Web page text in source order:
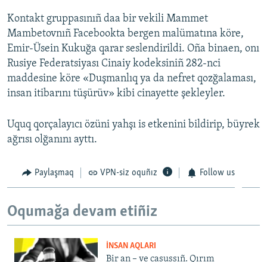
Kontakt gruppasınıñ daa bir vekili Mammet
Mambetovnıñ Facebookta bergen malümatına köre,
Emir-Üsein Kukuğa qarar seslendirildi. Oña binaen, onı
Rusiye Federatsiyası Cinaiy kodeksiniñ 282-nci
maddesine köre «Duşmanlıq ya da nefret qozğalaması,
insan itibarını tüşürüv» kibi cinayette şekleyler.
Uquq qorçalayıcı özüni yahşı is etkenini bildirip, büyrek
ağrısı olğanını ayttı.
Paylaşmaq VPN-siz oquñız Follow us
Oqumağa devam etiñiz
İNSAN AQLARI
Bir an – ve casussıñ. Qırım